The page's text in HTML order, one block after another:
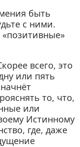
быть
с ними.
всего, это
или пять
то, что,
или
Истинному
где, даже